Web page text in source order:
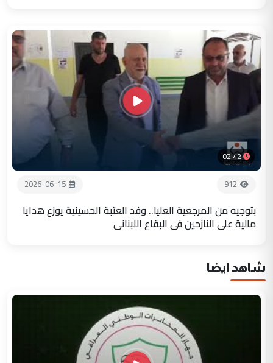
02:42
912
2026-06-15
بتوجيه من المرجعية العليا.. وفد العتبة الحسينية يوزع هدايا
مالية على النازحين في البقاع اللبناني
شاهد ايضا